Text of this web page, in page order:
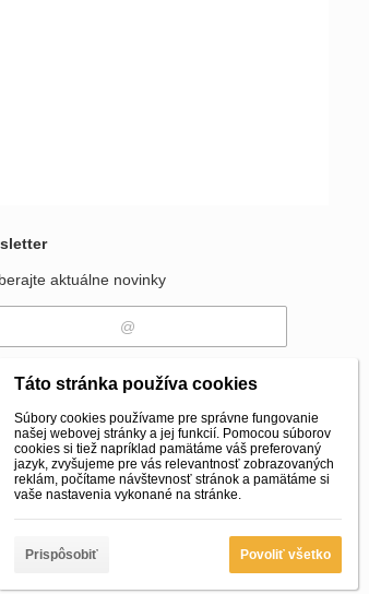
aktuálne novinky
Kontakt| E-SHOP|
Táto stránka používa cookies
Súbory cookies používame pre správne fungovanie
našej webovej stránky a jej funkcií. Pomocou súborov
cookies si tiež napríklad pamätáme váš preferovaný
jazyk, zvyšujeme pre vás relevantnosť zobrazovaných
reklám, počítame návštevnosť stránok a pamätáme si
vaše nastavenia vykonané na stránke.
Prispôsobiť Povoliť všetko